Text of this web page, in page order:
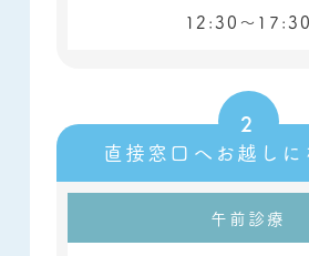
12:30～17:30
直接窓口へお越しに
午前診療